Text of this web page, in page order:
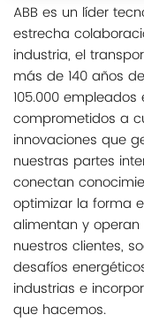
ABB es un líder
estrecha
industria, el
más de 140 años
105.000
comprometidos a
innovaciones que
nuestras partes
conectan
optimizar la forma
alimentan y
nuestros clientes,
desafíos
industrias e
que hacemos.